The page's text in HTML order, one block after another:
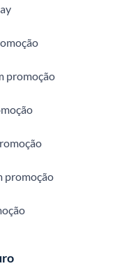
promoção
promoção